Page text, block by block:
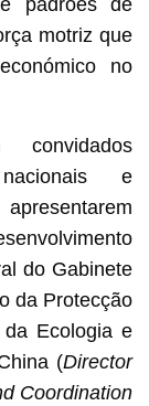
padrões de
motriz que
no
e
do Gabinete
da Protecção
da Ecologia e
(Director
Coordination